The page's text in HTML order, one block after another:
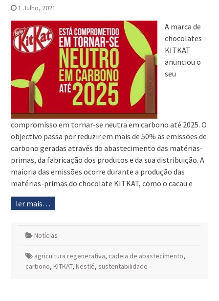
1 Julho, 2021
A marca de
chocolates
KITKAT
anunciou o
seu
compromisso em tornar-se neutra em carbono até 2025. O
objectivo passa por reduzir em mais de 50% as emissões de
carbono geradas através do abastecimento das matérias-
primas, da fabricação dos produtos e da sua distribuição. A
maioria das emissões ocorre durante a produção das
matérias-primas do chocolate KITKAT, como o cacau e
ler mais…
Notícias
agricultura regenerativa, cadeia de abastecimento,
carbono, KITKAT, Nestlé, sustentabilidade